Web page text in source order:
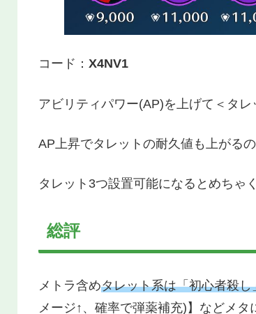
コード： X4NV1
アビリティパワー(AP)を上げて＜タ
AP上昇でタレットの耐久値も上がる
タレット3つ設置可能になるとめちゃ
総評
メトラ含めタレット系は「初心者殺
メージ↑、確率で弾薬補充)】などメタ